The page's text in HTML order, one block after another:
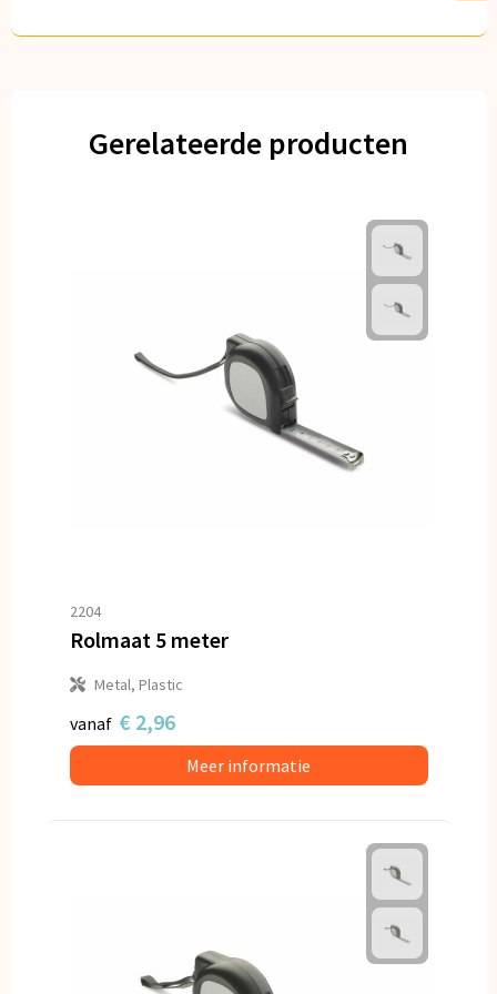
Gerelateerde producten
2204
Rolmaat 5 meter
Metal, Plastic
vanaf € 2,96
Meer informatie